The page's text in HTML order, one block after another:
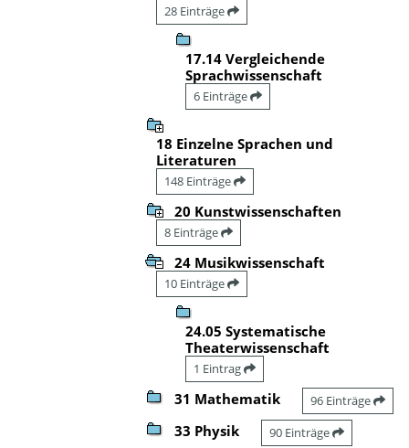
28 Einträge
17.14 Vergleichende
Sprachwissenschaft
6 Einträge
18 Einzelne Sprachen und
Literaturen
148 Einträge
20 Kunstwissenschaften
8 Einträge
24 Musikwissenschaft
10 Einträge
24.05 Systematische
Theaterwissenschaft
1 Eintrag
31 Mathematik 96 Einträge
33 Physik 90 Einträge